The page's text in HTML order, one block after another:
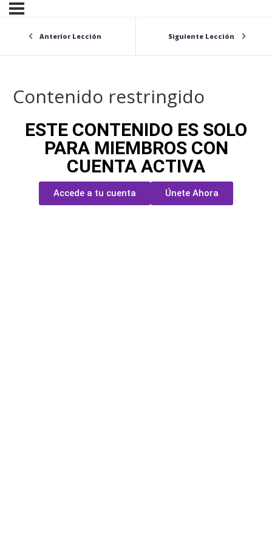
Anterior Lección Siguiente Lección
Contenido restringido
ESTE CONTENIDO ES SOLO
PARA MIEMBROS CON
CUENTA ACTIVA
Accede a tu cuenta Únete Ahora